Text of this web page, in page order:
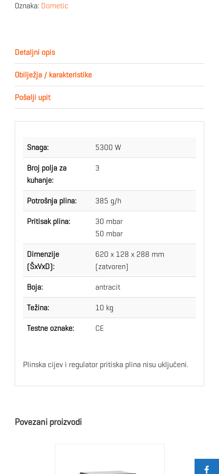
Oznaka: Dometic
Detaljni opis
Obilježja / karakteristike
Pošalji upit
Snaga: 5300 W
Broj polja za
kuhanje:
3
Potrošnja plina: 385 g/h
Pritisak plina:
30 mbar
50 mbar
Dimenzije
(ŠxVxD):
620 x 128 x 288 mm
(zatvoren)
Boja: antracit
Težina: 10 kg
Testne oznake: CE
Plinska cijev i regulator pritiska plina nisu uključeni.
Povezani proizvodi